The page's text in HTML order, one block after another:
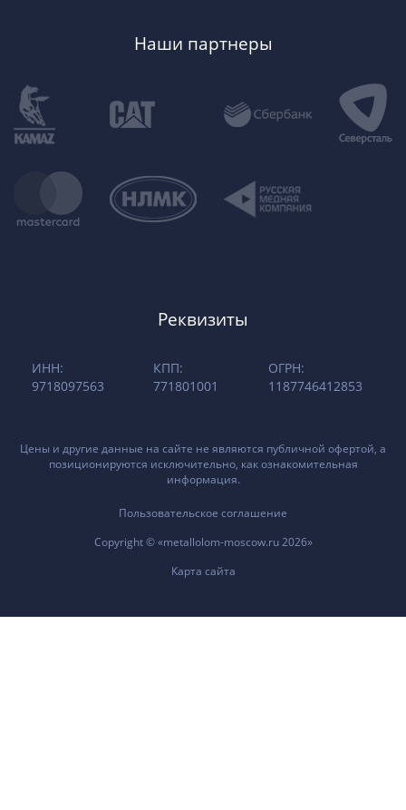
Наши партнеры
Реквизиты
ИНН:
9718097563
КПП:
771801001
ОГРН:
1187746412853
Цены и другие данные на сайте не являются публичной офертой, а
позиционируются исключительно, как ознакомительная
информация.
Пользовательское соглашение
Copyright © «metallolom-moscow.ru 2026»
Карта сайта